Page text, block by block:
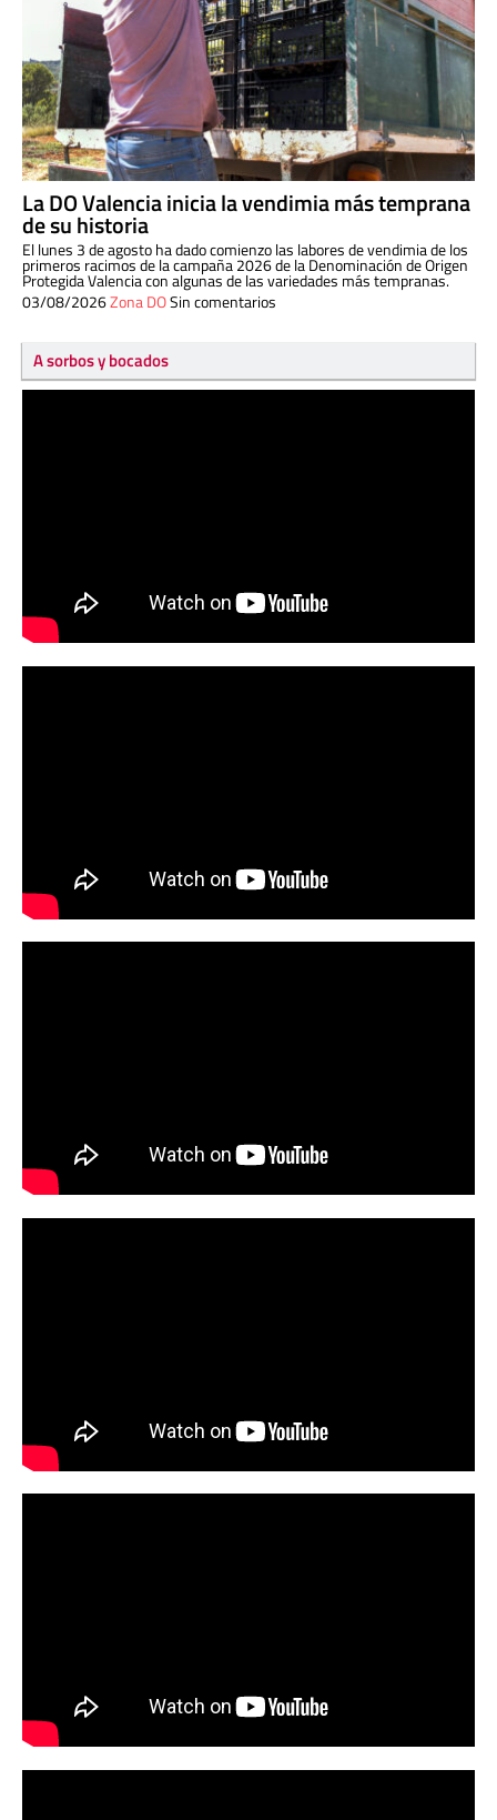
La DO Valencia inicia la vendimia más temprana
de su historia
El lunes 3 de agosto ha dado comienzo las labores de vendimia de los
primeros racimos de la campaña 2026 de la Denominación de Origen
Protegida Valencia con algunas de las variedades más tempranas.
03/08/2026Zona DOSin comentarios
A sorbos y bocados